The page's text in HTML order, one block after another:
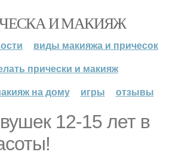
И МАКИЯЖ
виды макияжа и причесок
прически и макияж
на дому
игры отзывы
12-15 лет в